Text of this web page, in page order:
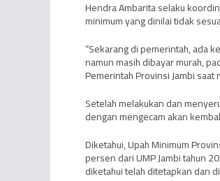
Hendra Ambarita selaku
minimum yang dinilai tidak
“Sekarang di pemerintah, ada
namun masih dibayar murah,
Pemerintah Provinsi Jambi saat
Setelah melakukan dan
dengan mengecam akan
Diketahui, Upah Minimum
persen dari UMP Jambi tahun
diketahui telah ditetapkan dan